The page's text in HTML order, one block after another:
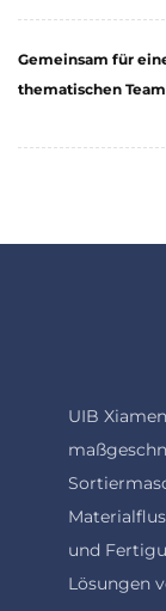
Gemeinsam für
thematischen
UIB
und
Lösungen